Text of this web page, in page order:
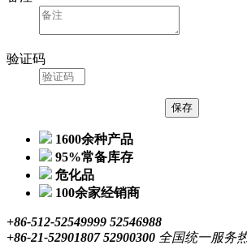
验证码
1600余种产品
95%常备库存
危化品
100余家经销商
+86-512-52549999 52546988
+86-21-52901807 52900300 全国统一服务